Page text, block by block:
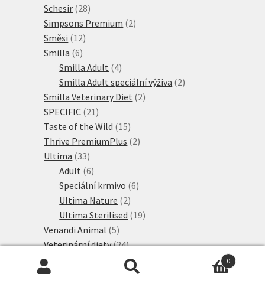
Schesir 2828
produktů
Simpsons Premium 22
Směsi 1212
Smilla 66
produktů
Smilla Adult 44
produkty
Smilla Adult speciální výživa 22
Smilla Veterinary Diet 22
SPECIFIC 21 21
produktů
Taste of the Wild 1515
produktů
Thrive PremiumPlus 22
Ultima 3333
produktů
Adult 66
produktů
Speciální krmivo 66
Ultima Nature 22
produkty
Ultima Sterilised 1919
Venandi Animal 55
produktů
Veterinární diety 2424
produktů
Žaludek a střeva 33
produkty
0